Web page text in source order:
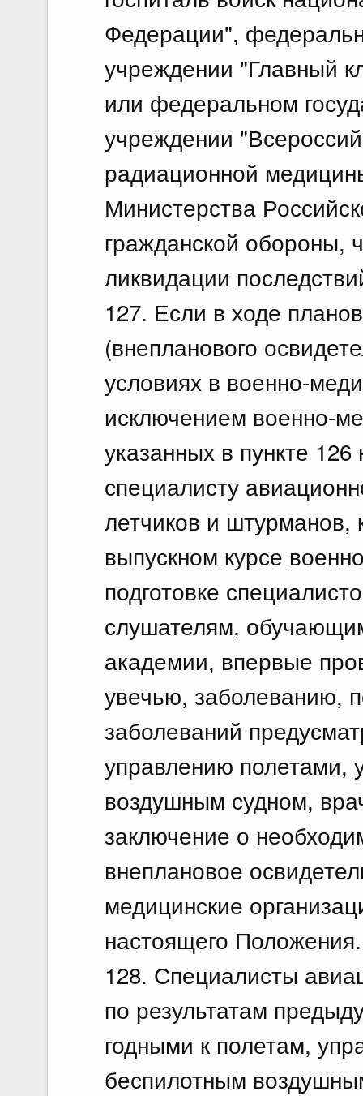
Федерации",
учреждении "Главный
или федеральном
учреждении
радиационной
Министерства
гражданской обороны,
ликвидации
127. Если в ходе
(внепланового
условиях в военно-
исключением военно-
указанных в пункте
специалисту
летчиков и
выпускном курсе
подготовке
слушателям,
академии, впервые
увечью, заболеванию,
заболеваний
управлению полетами,
воздушным судном,
заключение о
внеплановое
медицинские
настоящего Положения.
128. Специалисты
по результатам
годными к полетам,
беспилотным